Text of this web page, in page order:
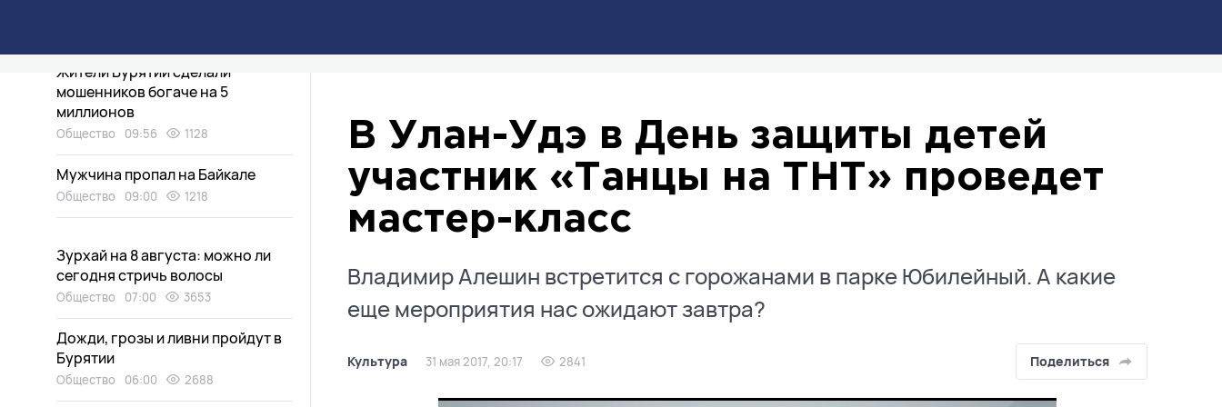
В Улан-Удэ в День защиты детей
участник «Танцы на ТНТ» проведет
мастер-класс
Владимир Алешин встретится с горожанами в парке Юбилейный. А какие
еще мероприятия нас ожидают завтра?
Культура 31 мая 2017, 20:17 2841 Поделиться
Жители Бурятии сделали
мошенников богаче на 5
миллионов
Общество 09:56 1128
Мужчина пропал на Байкале
Общество 09:00 1218
Зурхай на 8 августа: можно ли
сегодня стричь волосы
Общество 07:00 3653
Дожди, грозы и ливни пройдут в
Бурятии
Общество 06:00 2688